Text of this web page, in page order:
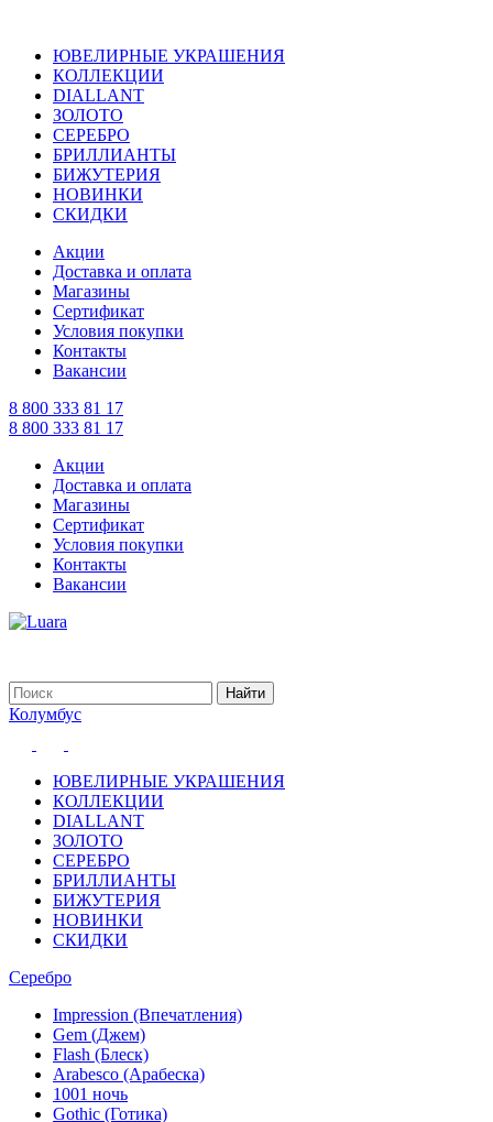
ЮВЕЛИРНЫЕ УКРАШЕНИЯ
КОЛЛЕКЦИИ
DIALLANT
ЗОЛОТО
СЕРЕБРО
БРИЛЛИАНТЫ
БИЖУТЕРИЯ
НОВИНКИ
СКИДКИ
Акции
Доставка и оплата
Магазины
Сертификат
Условия покупки
Контакты
Вакансии
8 800 333 81 17
8 800 333 81 17
Акции
Доставка и оплата
Магазины
Сертификат
Условия покупки
Контакты
Вакансии
Колумбус
ЮВЕЛИРНЫЕ УКРАШЕНИЯ
КОЛЛЕКЦИИ
DIALLANT
ЗОЛОТО
СЕРЕБРО
БРИЛЛИАНТЫ
БИЖУТЕРИЯ
НОВИНКИ
СКИДКИ
Серебро
Impression (Впечатления)
Gem (Джем)
Flash (Блеск)
Arabesco (Арабеска)
1001 ночь
Gothic (Готика)